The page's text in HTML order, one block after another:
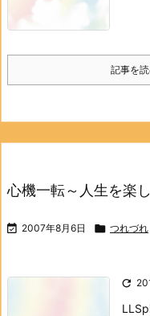
記事を
心機一転～人生を楽
 2007年8月6日  つれづれ
